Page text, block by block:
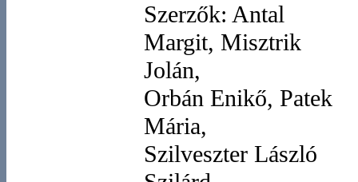
Szerzők: Antal
Margit, Misztrik
Jolán,
Orbán Enikő, Patek
Mária,
Szilveszter László